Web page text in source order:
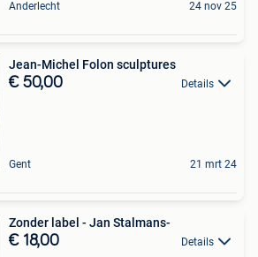
Anderlecht 24 nov 25
Jean-Michel Folon sculptures
€ 50,00 Details
Gent 21 mrt 24
Zonder label - Jan Stalmans-
€ 18,00 Details